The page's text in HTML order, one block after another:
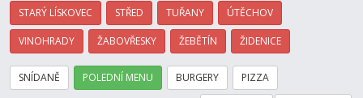
STARÝ LÍSKOVEC STŘED TUŘANY ÚTĚCHOV
VINOHRADY ŽABOVŘESKY ŽEBĚTÍN ŽIDENICE
SNÍDANĚ POLEDNÍ MENU BURGERY PIZZA